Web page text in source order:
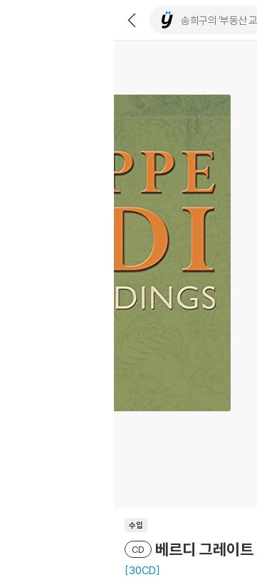
수입
CD 베르디 그레이
30CD